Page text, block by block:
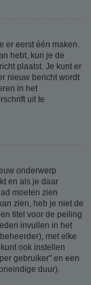
er eerst één maken.
hebt, kun je de
plaatst. Je kunt er
nieuw bericht wordt
in het
uit te
onderwerp
en als je daar
moeten zien
zien, heb je niet de
titel voor de peiling
invullen in het
met elke
ook instellen
gebruiker" en een
duur).